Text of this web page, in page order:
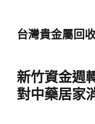
台灣貴金屬回
新竹資金週
對中藥居家